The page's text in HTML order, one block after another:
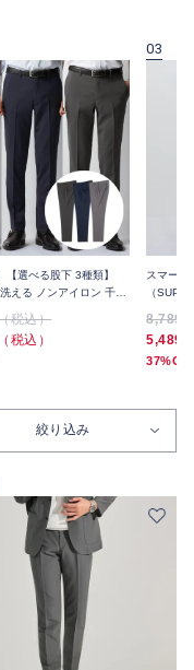
【選べる股下 3種類】
える ノンアイロン 千鳥
税込）
税込）
03
スマート
（
8,789
5,489
絞り込み